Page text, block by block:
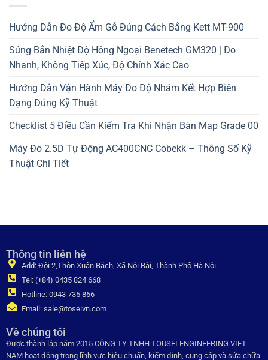
Hướng Dẫn Đo Độ Ẩm Gỗ Đúng Cách Bằng Kett MT-900
Súng Bắn Nhiệt Độ Hồng Ngoại Benetech GM320 | Đo
Nhanh, Không Tiếp Xúc, Độ Chính Xác Cao
Hướng Dẫn Vận Hành Máy Đo Độ Nhám Kết Hợp Biên
Dạng Đúng Kỹ Thuật
Checklist 5 Điều Cần Kiểm Tra Khi Nhận Bàn Map Grade 00
Máy Đo 2.5D Tự Động AC400CNC Cobekk – Thông Số Kỹ
Thuật Chi Tiết
Thông tin liên hệ
Add: Đội 2,Thôn Xuân Bách, Xã Nội Bài, Thành Phố Hà Nội.
Tel: (+84) 0435 824 668
Hotline: 0943 735 866
Email: sale@toseivn.com
Về chúng tôi
Được thành lập năm 2015 CÔNG TY TNHH TOUSEI ENGINEERING VIET
NAM hoạt động trong lĩnh vực hiệu chuẩn, kiểm đinh, cung cấp và sửa chữa